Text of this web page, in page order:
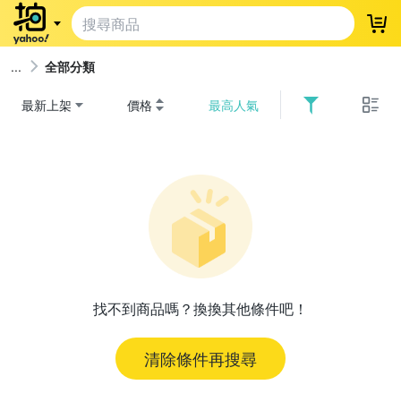
登
全部分類
最新上架 價格 最高人氣
找不到商品嗎？換換其他條件吧！
清除條件再搜尋